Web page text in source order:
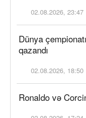
02.08.2026, 23:47
Dünya
qazandı
02.08.2026, 18:50
Ronaldo və